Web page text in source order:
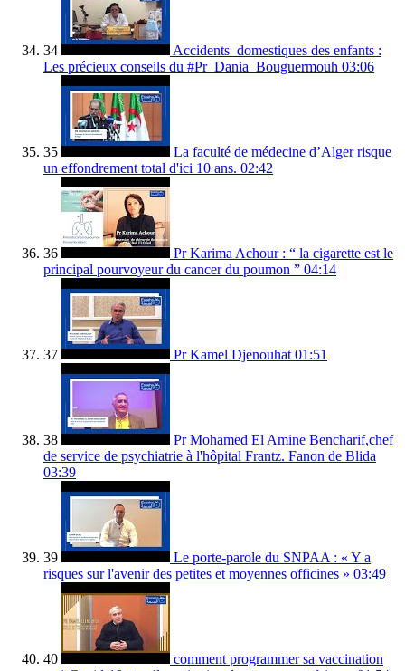
34
Accidents_domestiques des enfants :
Les précieux conseils du #Pr_Dania_Bouguermouh 03:06
35
La faculté de médecine d’Alger risque
un effondrement total d'ici 10 ans. 02:42
36
Pr Karima Achour : “ la cigarette est le
principal pourvoyeur du cancer du poumon ” 04:14
37 Pr Kamel Djenouhat 01:51
38
Pr Mohamed El Amine Bencharif,chef
de service de psychiatrie à l'hôpital Frantz. Fanon de Blida
03:39
39
Le porte-parole du SNPAA : « Y a
risques sur l'avenir des petites et moyennes officines » 03:49
40
comment programmer sa vaccination